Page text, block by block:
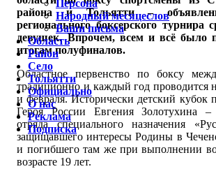
района и Тольятти –
регионального боксерского
девушек. Впрочем, всем и всё было
итогам полуфиналов.
Областное первенство по боксу
традиционно и каждый год проводится
и февраля. Исторически детский кубок
Героя России Евгения Золотухина –
отряда специального назначения
защищавшего интересы Родины в
и погибшего там же при выполнении
возрасте 19 лет.
Персона
Народный месяцеслов
Ваши письма
Область
Район
Село
Тольятти
Официально
О нас
Реклама
Подписка